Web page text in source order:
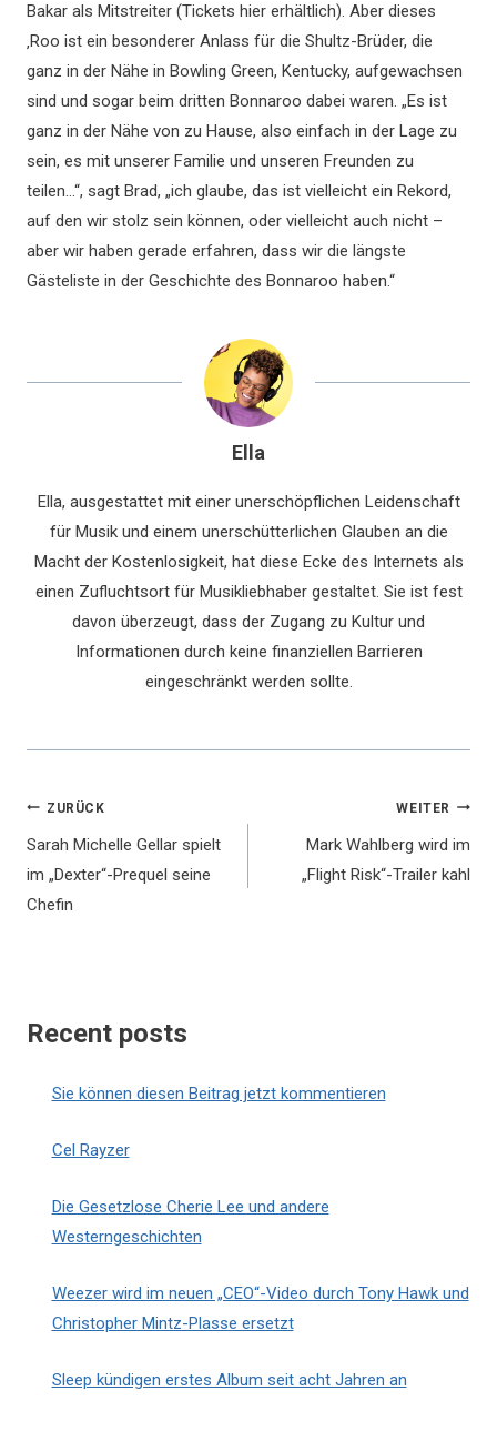
Bakar als Mitstreiter (Tickets hier erhältlich). Aber dieses
‚Roo ist ein besonderer Anlass für die Shultz-Brüder, die
ganz in der Nähe in Bowling Green, Kentucky, aufgewachsen
sind und sogar beim dritten Bonnaroo dabei waren. „Es ist
ganz in der Nähe von zu Hause, also einfach in der Lage zu
sein, es mit unserer Familie und unseren Freunden zu
teilen…“, sagt Brad, „ich glaube, das ist vielleicht ein Rekord,
auf den wir stolz sein können, oder vielleicht auch nicht –
aber wir haben gerade erfahren, dass wir die längste
Gästeliste in der Geschichte des Bonnaroo haben.“
Ella
Ella, ausgestattet mit einer unerschöpflichen Leidenschaft
für Musik und einem unerschütterlichen Glauben an die
Macht der Kostenlosigkeit, hat diese Ecke des Internets als
einen Zufluchtsort für Musikliebhaber gestaltet. Sie ist fest
davon überzeugt, dass der Zugang zu Kultur und
Informationen durch keine finanziellen Barrieren
eingeschränkt werden sollte.
Beitragsnavigation
ZURÜCK
Sarah Michelle Gellar spielt
im „Dexter“-Prequel seine
Chefin
WEITER
Mark Wahlberg wird im
„Flight Risk“-Trailer kahl
Recent posts
Sie können diesen Beitrag jetzt kommentieren
Cel Rayzer
Die Gesetzlose Cherie Lee und andere
Westerngeschichten
Weezer wird im neuen „CEO“-Video durch Tony Hawk und
Christopher Mintz-Plasse ersetzt
Sleep kündigen erstes Album seit acht Jahren an